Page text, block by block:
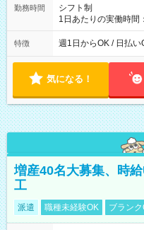
勤務時間
シフト制
1日あたりの実働時
実働時間：1-5時間 └
能！ └平日・土曜日の
18:00 などのよ
特徴 週1日からOK / 日払
気になる！
増産40名大募集、時
工
派遣 職種未経験OK ブラン